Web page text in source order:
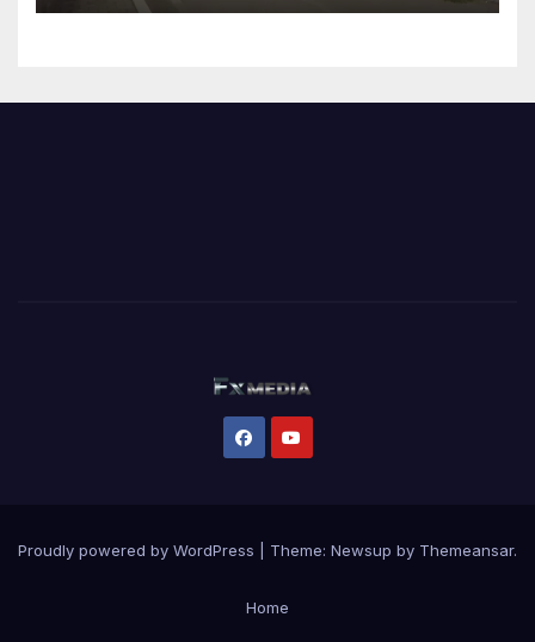
Proudly powered by WordPress Theme: Newsup by Themeansar.
Home